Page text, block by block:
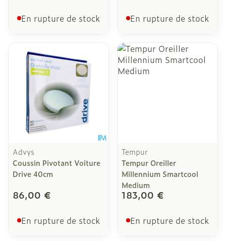
En rupture de stock En rupture de stock
Advys
Coussin Pivotant Voiture
Drive 40cm
86,00 €
En rupture de stock
Tempur
Tempur Oreiller
Millennium Smartcool
Medium
183,00 €
En rupture de stock